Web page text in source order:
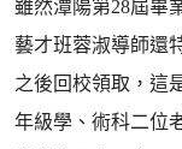
雖然潭陽第28屆畢
藝才班蓉淑導師還
之後回校領取，這
年級學、術科二位